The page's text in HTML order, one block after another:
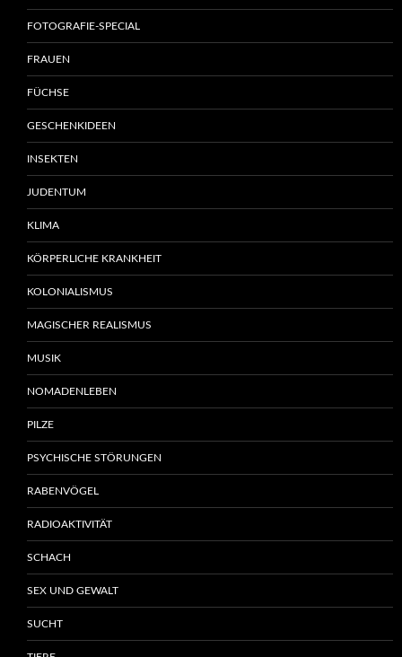
FOTOGRAFIE-SPECIAL
FRAUEN
FÜCHSE
GESCHENKIDEEN
INSEKTEN
JUDENTUM
KLIMA
KÖRPERLICHE KRANKHEIT
KOLONIALISMUS
MAGISCHER REALISMUS
MUSIK
NOMADENLEBEN
PILZE
PSYCHISCHE STÖRUNGEN
RABENVÖGEL
RADIOAKTIVITÄT
SCHACH
SEX UND GEWALT
SUCHT